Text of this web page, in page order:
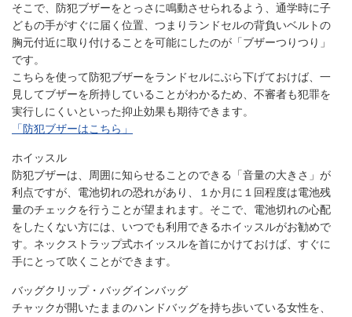
そこで、防犯ブザーをとっさに鳴動させられるよう、通学時に子
どもの手がすぐに届く位置、つまりランドセルの背負いベルトの
胸元付近に取り付けることを可能にしたのが「ブザーつりつり」
です。
こちらを使って防犯ブザーをランドセルにぶら下げておけば、一
見してブザーを所持していることがわかるため、不審者も犯罪を
実行しにくいといった抑止効果も期待できます。
「防犯ブザーはこちら」
ホイッスル
防犯ブザーは、周囲に知らせることのできる「音量の大きさ」が
利点ですが、電池切れの恐れがあり、１か月に１回程度は電池残
量のチェックを行うことが望まれます。そこで、電池切れの心配
をしたくない方には、いつでも利用できるホイッスルがお勧めで
す。ネックストラップ式ホイッスルを首にかけておけば、すぐに
手にとって吹くことができます。
バッグクリップ・バッグインバッグ
チャックが開いたままのハンドバッグを持ち歩いている女性を、